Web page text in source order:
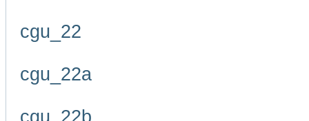
cgu_22
cgu_22a
cgu_22b